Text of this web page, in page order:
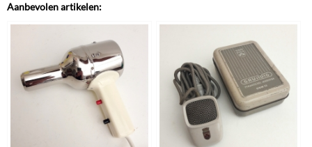
Aanbevolen artikelen: